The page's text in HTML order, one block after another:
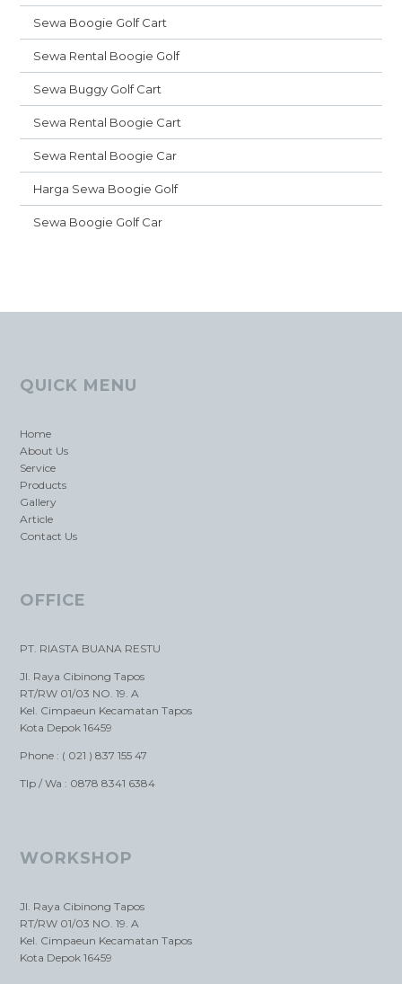
Sewa Boogie Golf Cart
Sewa Rental Boogie Golf
Sewa Buggy Golf Cart
Sewa Rental Boogie Cart
Sewa Rental Boogie Car
Harga Sewa Boogie Golf
Sewa Boogie Golf Car
QUICK MENU
Home
About Us
Service
Products
Gallery
Article
Contact Us
OFFICE
PT. RIASTA BUANA RESTU
Jl. Raya Cibinong Tapos
RT/RW 01/03 NO. 19. A
Kel. Cimpaeun Kecamatan Tapos
Kota Depok 16459
Phone : ( 021 ) 837 155 47
Tlp / Wa : 0878 8341 6384
WORKSHOP
Jl. Raya Cibinong Tapos
RT/RW 01/03 NO. 19. A
Kel. Cimpaeun Kecamatan Tapos
Kota Depok 16459